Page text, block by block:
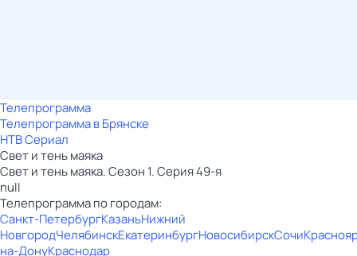
Телепрограмма
Телепрограмма в Брянске
НТВ Сериал
Свет и тень маяка
Свет и тень маяка. Сезон 1. Серия 49-я
null
Телепрограмма по городам:
Санкт-ПетербургКазаньНижний
НовгородЧелябинскЕкатеринбургНовосибирскСочи
на-ДонуКраснодар